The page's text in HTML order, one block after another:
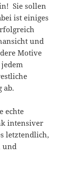
Sie sollen
ist einiges
und
Motive
ab.
echte
intensiver
letztendlich,
und